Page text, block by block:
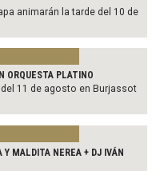
animarán la tarde del 10 de
ORQUESTA PLATINO
11 de agosto en Burjassot
MALDITA NEREA + DJ IVÁN